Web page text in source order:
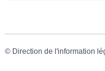
© Direction de l'information